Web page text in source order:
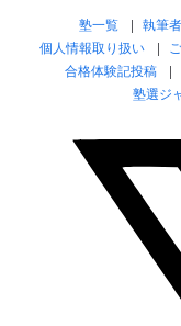
塾一覧 執筆
個人情報取り扱い
合格体験記投稿
塾選ジ